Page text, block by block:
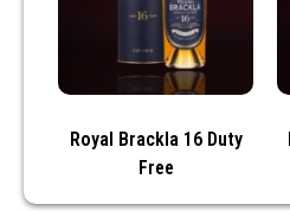
Royal Brackla 16 Duty
Free